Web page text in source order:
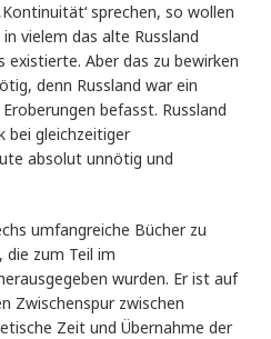
sprechen, so wollen
vielem das alte Russland
existierte. Aber das zu bewirken
denn Russland war ein
befasst. Russland
bei gleichzeitiger
absolut unnötig und
umfangreiche Bücher zu
zum Teil im
wurden. Er ist auf
Zwischenspur zwischen
Zeit und Übernahme der